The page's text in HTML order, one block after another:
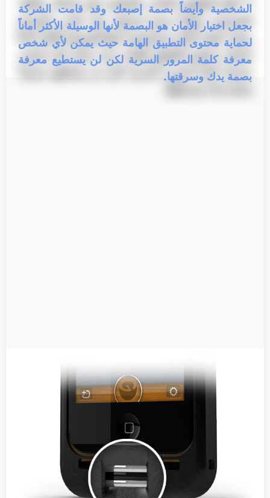
الشخصية وأيضاً بصمة إصبعك وقد قامت الشركة
بجعل اختيار الأمان هو البصمة لأنها الوسيلة الأكثر أماناً
لحماية محتوى التطبيق الهامة حيث يمكن لأي شخص
معرفة كلمة المرور السرية لكن لن يستطيع معرفة
بصمة يدك وسرقتها.